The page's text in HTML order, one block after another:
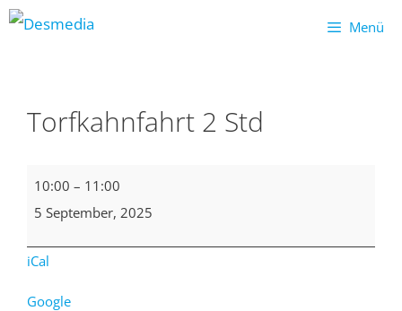
springen
Menü
Torfkahnfahrt 2 Std
Torfkahnfahrt
10:00 – 11:00
5 September, 2025
iCal
Google